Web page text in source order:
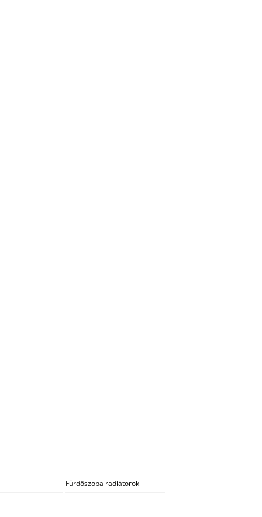
Fürdőszoba radiátorok